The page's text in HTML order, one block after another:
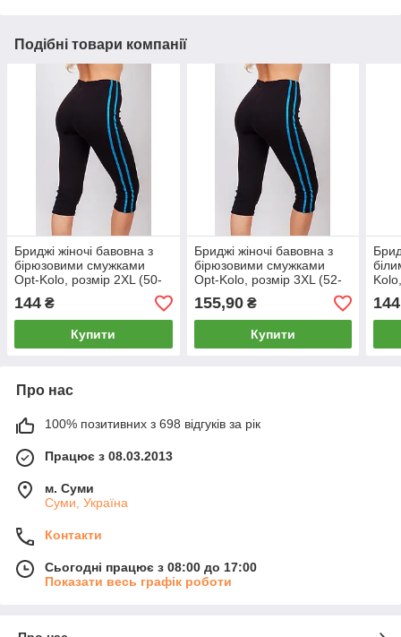
Подібні товари компанії
Бриджі жіночі бавовна з
бірюзовими смужками
Opt-Kolo, розмір 2XL (50-
52), чорні, 010117
144 ₴
Купити
Бриджі жіночі бавовна з
бірюзовими смужками
Opt-Kolo, розмір 3XL (52-
54), чорні, 010118
155,90₴
Купити
144
Про нас
100% позитивних з 698 відгуків за рік
Працює з 08.03.2013
м. Суми
Суми, Україна
Контакти
Сьогодні працює з 08:00 до 17:00
Показати весь графік роботи